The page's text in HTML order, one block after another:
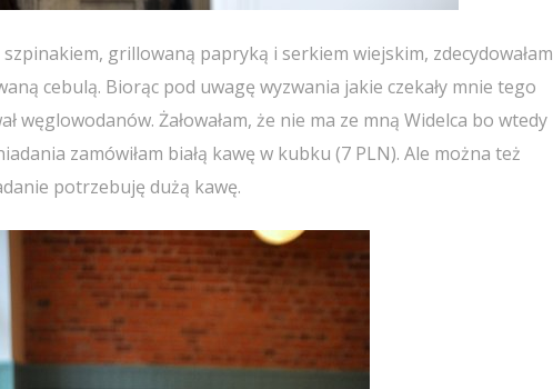
grillowaną papryką i serkiem wiejskim, zdecydowałam
cebulą. Biorąc pod uwagę wyzwania jakie czekały mnie tego
węglowodanów. Żałowałam, że nie ma ze mną Widelca bo wtedy
zamówiłam białą kawę w kubku (7 PLN). Ale można też
potrzebuję dużą kawę.